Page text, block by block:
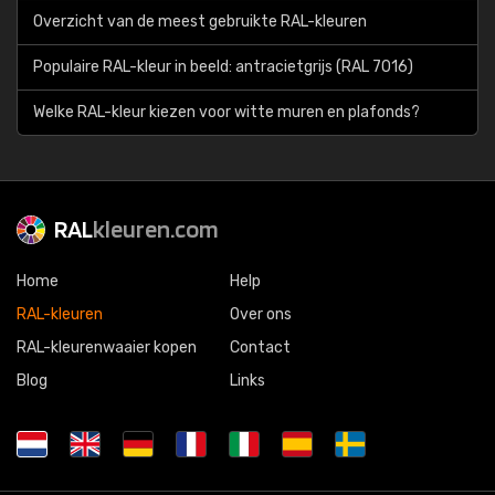
Overzicht van de meest gebruikte RAL-kleuren
Populaire RAL-kleur in beeld: antracietgrijs (RAL 7016)
Welke RAL-kleur kiezen voor witte muren en plafonds?
RALkleuren.com
Home
RAL-kleuren
RAL-kleurenwaaier kopen
Blog
Help
Over ons
Contact
Links